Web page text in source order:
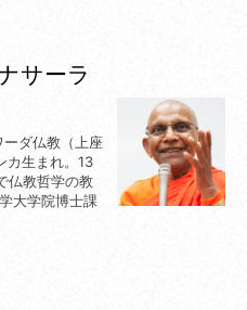
サーラ
ダ仏教（上座
カ生まれ。13
仏教哲学の教
大学院博士課